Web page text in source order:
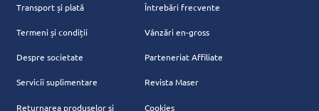
Transport și plată
Termeni și condiții
Despre societate
Servicii suplimentare
Returnarea produselor și
Întrebări frecvente
Vânzări en-gross
Parteneriat Affiliate
Revista Maser
Cookies